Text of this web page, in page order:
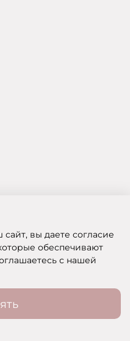
ИНТЕРНЕТ-МАГАЗИН КОСМЕТИКИ
вы даете согласие
обеспечивают
с нашей